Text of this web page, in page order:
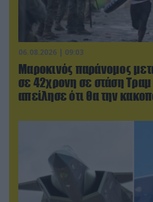
06.08.2026 | 09:03
Μαροκινός παράνομος
σε 42χρονη σε στάση Τραμ
απείλησε ότι θα την